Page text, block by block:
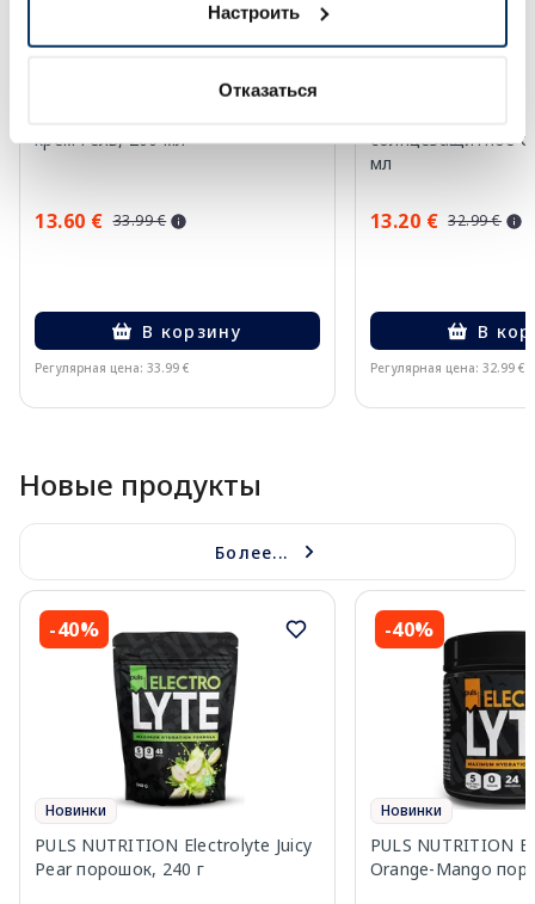
Настроить
Отказаться
крем-гель, 200 мл
13.60 € 33.99 €
В корзину
Регулярная цена: 33.99 €
солнцезащитное
мл
13.20 € 32.99 €
В
Регулярная цена: 32.99 €
Новые продукты
Более...
-40%
Новинки
PULS NUTRITION Electrolyte Juicy
Pear порошок, 240 г
-40%
Новинки
PULS NUTRITION
Orange-Mango